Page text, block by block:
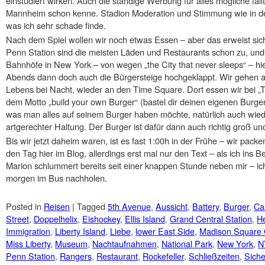
Mannheim schon kenne. Stadion Moderation und Stimmung wie in
was ich sehr schade finde.
Nach dem Spiel wollen wir noch etwas Essen – aber das erweist
Penn Station sind die meisten Läden und Restaurants schon zu,
Bahnhöfe in New York – von wegen „the City that never sleeps“ –
Abends dann doch auch die Bürgersteige hochgeklappt. Wir gehen
Lebens bei Nacht, wieder an den Time Square. Dort essen wir bei
dem Motto „build your own Burger“ (bastel dir deinen eigenen
was man alles auf seinem Burger haben möchte, natürlich auch
artgerechter Haltung. Der Burger ist dafür dann auch richtig groß
Bis wir jetzt daheim waren, ist es fast 1:00h in der Frühe – wir
den Tag hier im Blog, allerdings erst mal nur den Text – als ich ins
Marion schlummert bereits seit einer knappen Stunde neben mir –
morgen im Bus nachholen.
Posted in Reisen | Tagged 5th Avenue, Aussicht, Battery, Burger,
Street, Doppelhelix, Eishockey, Ellis Island, Grand Central Station,
Immigration, Liberty Island, Liebe, lower East Side, Madison Square
Miss Liberty, Museum, Nachtaufnahmen, National Park, New York,
Penn Station, Rangers, Restaurant, Rockefeller, Schließzeiten,